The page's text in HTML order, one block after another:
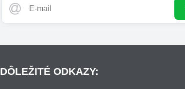
DÔLEŽITÉ ODKAZY: